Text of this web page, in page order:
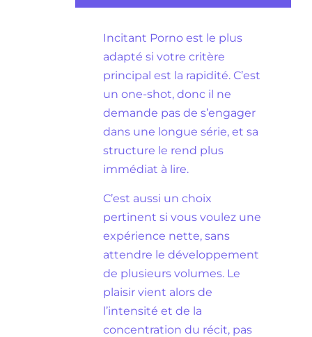
Incitant Porno est le plus
adapté si votre critère
principal est la rapidité. C’est
un one-shot, donc il ne
demande pas de s’engager
dans une longue série, et sa
structure le rend plus
immédiat à lire.
C’est aussi un choix
pertinent si vous voulez une
expérience nette, sans
attendre le développement
de plusieurs volumes. Le
plaisir vient alors de
l’intensité et de la
concentration du récit, pas